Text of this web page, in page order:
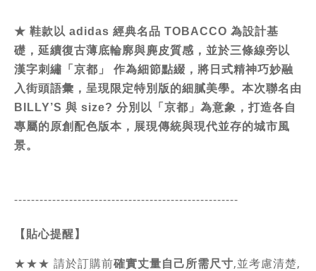
★ 鞋款以 adidas 經典名品 TOBACCO 為設計基
礎，延續復古薄底輪廓與麂皮質感，並於三條線旁以
漢字刺繡「京都」 作為細節點綴，將日式精神巧妙融
入街頭語彙，呈現限定特別版的細膩美學。 本次聯名由
BILLY’S 與 size? 分別以「京都」為意象，打造各自
專屬的原創配色版本，展現傳統與現代並存的城市風
景。
-----------------------------------------------------
【貼心提醒】
★★★ 請於訂購前確實丈量自己所需尺寸,並考慮清楚,